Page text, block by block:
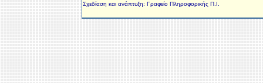
Σχεδίαση και ανάπτυξη: Γραφείο Πληροφορικής Π.Ι.